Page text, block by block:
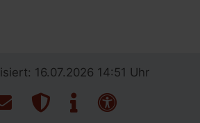
16.07.2026 14:51 Uhr
KontaktDatenschutz
Impressum